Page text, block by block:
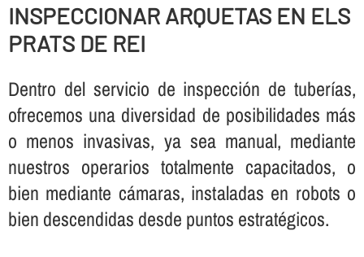
INSPECCIONAR ARQUETAS EN ELS
PRATS DE REI
Dentro del servicio de inspección de tuberí­as,
ofrecemos una diversidad de posibilidades más
o menos invasivas, ya sea manual, mediante
nuestros operarios totalmente capacitados, o
bien mediante cámaras, instaladas en robots o
bien descendidas desde puntos estratégicos.